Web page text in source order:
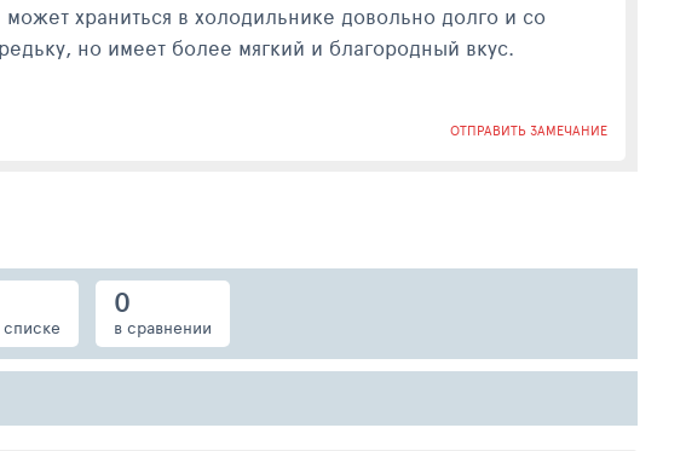
храниться в холодильнике довольно долго и со
но имеет более мягкий и благородный вкус.
ОТПРАВИТЬ ЗАМЕЧАНИЕ
0
в сравнении